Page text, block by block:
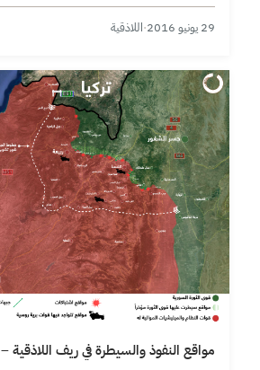
29 يونيو 2016 ·اللاذقية
مواقع النفوذ والسيطرة في ريف اللاذقية – 28 حزيران 2016